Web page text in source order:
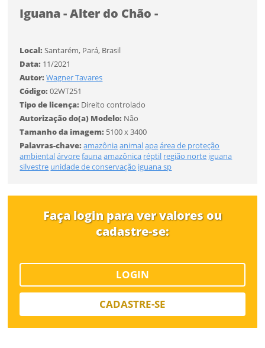
Iguana - Alter do Chão -
Local:Santarém, Pará, Brasil
Data: 11/2021
Autor:Wagner Tavares
Código:02WT251
Tipo de licença: Direito controlado
Autorização do(a) Modelo: Não
Tamanho da imagem: 5100 x 3400
Palavras-chave:amazôniaanimalapaárea de proteção
ambientalárvorefaunaamazônica réptil região norte iguana
silvestre unidade de conservação iguana sp
Faça login para ver valores ou
cadastre-se:
LOGIN
CADASTRE-SE
Tipo de projeto
Selecione
Utilização
Formato
Tamanho
FINALIZAR
Desejo receber novidades sobre a Pulsar Imagens
Li e concordo com os
Termos de Uso do site
CADASTRAR
Já tem uma conta?
ENTRAR